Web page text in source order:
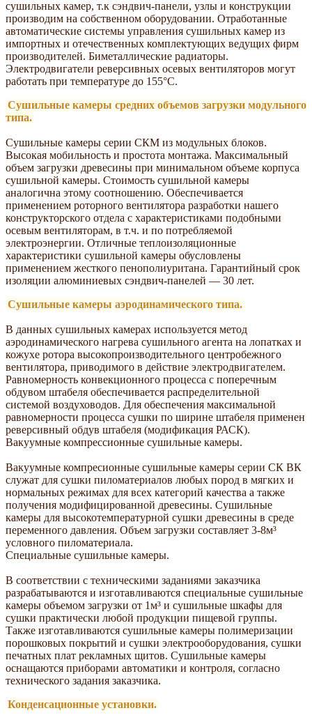
сушильных камер, т.к сэндвич-панели, узлы и конструкции
производим на собственном оборудовании. Отработанные
автоматические системы управления сушильных камер из
импортных и отечественных комплектующих ведущих фирм
производителей. Биметаллические радиаторы.
Электродвигатели реверсивных осевых вентиляторов могут
работать при температуре до 155°С.
Сушильные камеры средних объемов загрузки модульного
типа.
Сушильные камеры серии СКМ из модульных блоков.
Высокая мобильность и простота монтажа. Максимальный
объем загрузки древесины при минимальном объеме корпуса
сушильной камеры. Стоимость сушильной камеры
аналогична этому соотношению. Обеспечивается
применением роторного вентилятора разработки нашего
конструкторского отдела с характеристиками подобными
осевым вентиляторам, в т.ч. и по потребляемой
электроэнергии. Отличные теплоизоляционные
характеристики сушильной камеры обусловлены
применением жесткого пенополиуритана. Гарантийный срок
изоляции алюминиевых сэндвич-панелей — 30 лет.
Сушильные камеры аэродинамического типа.
В данных сушильных камерах используется метод
аэродинамического нагрева сушильного агента на лопатках и
кожухе ротора высокопроизводительного центробежного
вентилятора, приводимого в действие электродвигателем.
Равномерность конвекционного процесса с поперечным
обдувом штабеля обеспечивается распределительной
системой воздуховодов. Для обеспечения максимальной
равномерности процесса сушки по ширине штабеля применен
реверсивный обдув штабеля (модификация РАСК).
Вакуумные компрессионные сушильные камеры.
Вакуумные компресионные сушильные камеры серии СК ВК
служат для сушки пиломатериалов любых пород в мягких и
нормальных режимах для всех категорий качества а также
получения модифицированной древесины. Сушильные
камеры для высокотемпературной сушки древесины в среде
переменного давления. Объем загрузки составляет 3-8м³
условного пиломатериала.
Специальные сушильные камеры.
В соответствии с техническими заданиями заказчика
разрабатываются и изготавливаются специальные сушильные
камеры объемом загрузки от 1м³ и сушильные шкафы для
сушки практически любой продукции пищевой группы.
Также изготавливаются сушильные камеры полимеризации
порошковых покрытий и сушки электрооборудования, сушки
печатных плат рекламных щитов. Сушильные камеры
оснащаются приборами автоматики и контроля, согласно
технического задания заказчика.
Конденсационные установки.